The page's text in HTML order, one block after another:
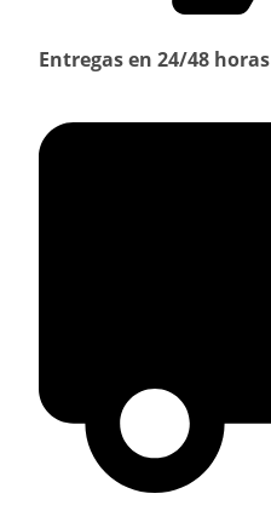
Entregas en 24/48 horas